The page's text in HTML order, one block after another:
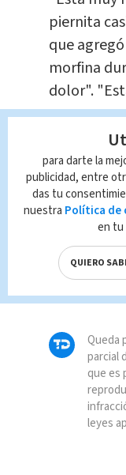
piernita
que
morfina
dolor".
cog
Queda
parcial
que es
leyes
para darte la
publicidad, entre
das tu
nuestra Política de
en tu
QUIERO